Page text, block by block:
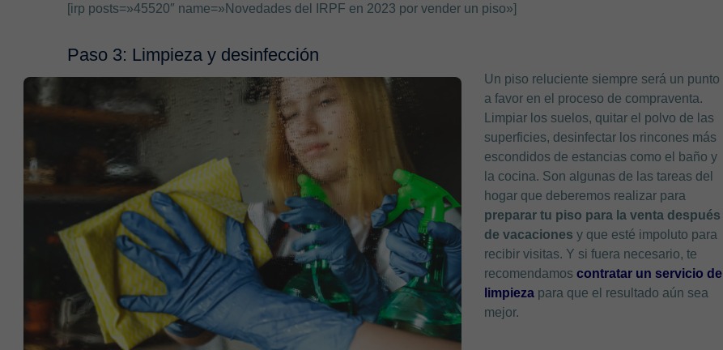
[irp posts=»45520″ name=»Novedades del IRPF en 2023 por vender un piso»]
Paso 3: Limpieza y desinfección
Un piso reluciente siempre será un punto
a favor en el proceso de compraventa.
Limpiar los suelos, quitar el polvo de las
superficies, desinfectar los rincones más
escondidos de estancias como el baño y
la cocina. Son algunas de las tareas del
hogar que deberemos realizar para
preparar tu piso para la venta después
de vacaciones y que esté impoluto para
recibir visitas. Y si fuera necesario, te
recomendamoscontratar un servicio de
limpieza para que el resultado aún sea
mejor.